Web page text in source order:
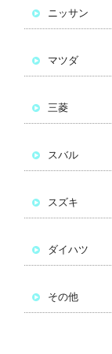
ニッサン
マツダ
三菱
スバル
スズキ
ダイハツ
その他